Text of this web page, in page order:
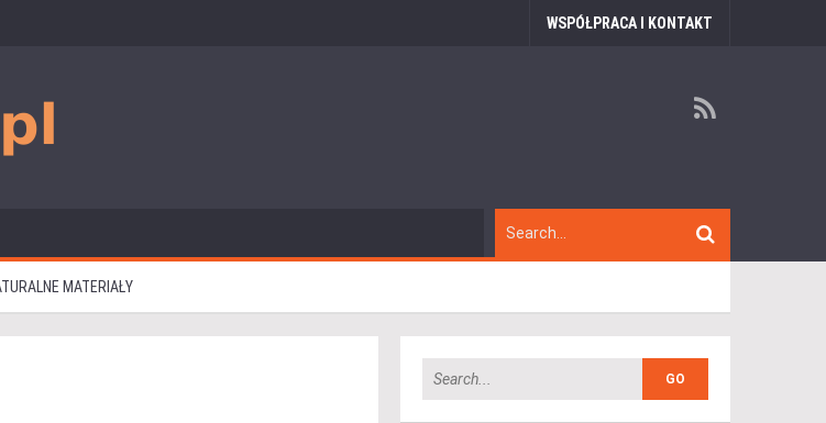
WSPÓŁPRACA I KONTAKT
MATERIAŁY